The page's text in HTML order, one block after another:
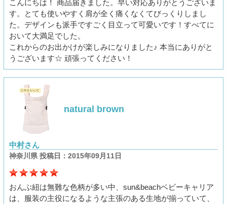
こんにちは！ 商品届きました。早い対応ありがとうございま
す。とても使いやすく肩が全く痛くなくてびっくりしまし
た。デザインも派手ですごく目立って可愛いです！すべてに
おいて大満足でした。
これからのお出かけが楽しみになりました♪ 本当にありがと
うございます☆ 頑張ってください！
natural brown
中村さん
神奈川県 投稿日：2015年09月11日
おんぶ紐は無難な色柄が多い中、sun&beachベビーキャリア
は、服装の主役になるような主張のある生地が揃っていて、